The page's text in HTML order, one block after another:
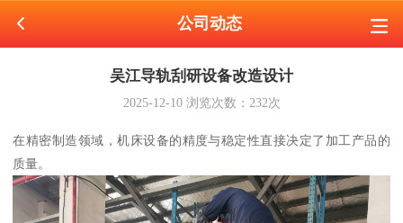
公司动态
吴江导轨刮研设备改造设计
2025-12-10浏览次数： 232次
在精密制造领域，机床设备的精度与稳定性直接决定了加工产品的
质量。